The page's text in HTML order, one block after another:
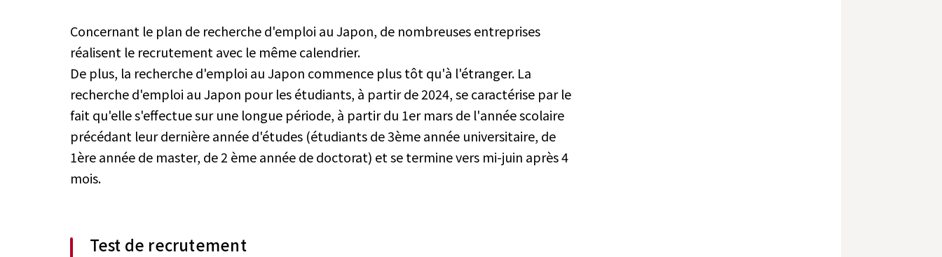
Concernant le plan de recherche d'emploi au Japon, de nombreuses entreprises
réalisent le recrutement avec le même calendrier.
De plus, la recherche d'emploi au Japon commence plus tôt qu'à l'étranger. La
recherche d'emploi au Japon pour les étudiants, à partir de 2024, se caractérise par le
fait qu'elle s'effectue sur une longue période, à partir du 1er mars de l'année scolaire
précédant leur dernière année d'études (étudiants de 3ème année universitaire, de
1ère année de master, de 2 ème année de doctorat) et se termine vers mi-juin après 4
mois.
Test de recrutement